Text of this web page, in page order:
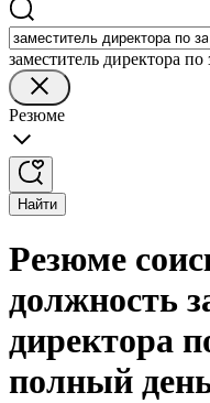
заместитель директора по
Резюме
Найти
Резюме
должность
директора
полный